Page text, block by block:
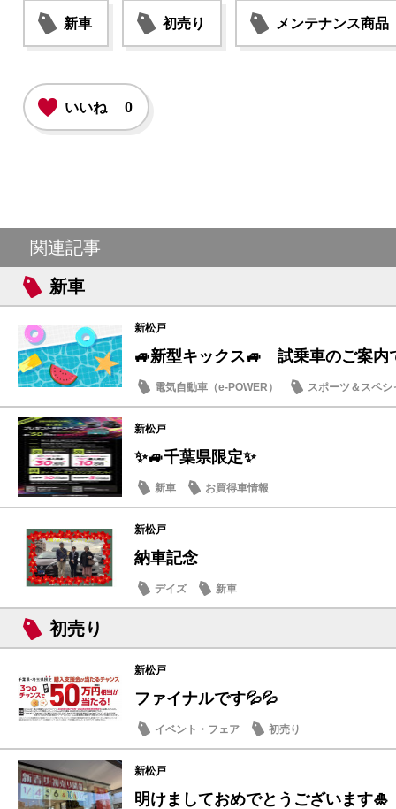
新車 初売り メンテナンス商品
いいね 0
関連記事
新車
新松戸
🚙新型キックス🚙 試乗車のご案内
電気自動車（e-POWER）
スポーツ＆スペシ
試乗車・展示車
新松戸
✨🚙千葉県限定✨
新車 お買得車情報
新松戸
納車記念
デイズ 新車
初売り
新松戸
ファイナルです💦💦
イベント・フェア 初売り
新松戸
明けましておめでとうございます🎍